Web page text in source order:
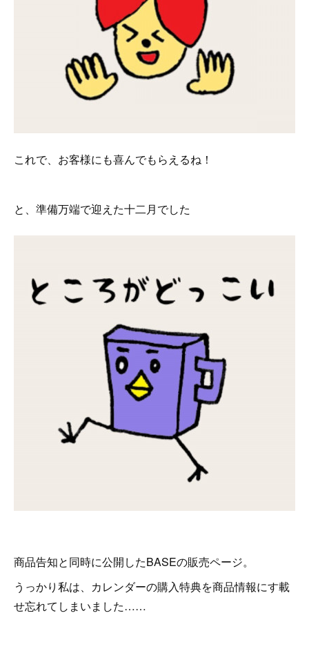
これで、お客様にも喜んでもらえるね！
と、準備万端で迎えた十二月でした
商品告知と同時に公開したBASEの販売ページ。
うっかり私は、カレンダーの購入特典を商品情報にす載
せ忘れてしまいました……